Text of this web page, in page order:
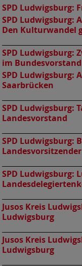
SPD Ludwigsburg:
SPD Ludwigsburg:
Den Kulturwandel
SPD Ludwigsburg:
im Bundesvorstand
SPD Ludwigsburg:
Saarbrücken
SPD Ludwigsburg:
Landesvorstand
SPD Ludwigsburg:
SPD Ludwigsburg:
Jusos Kreis
Ludwigsburg
Jusos Kreis
Ludwigsburg